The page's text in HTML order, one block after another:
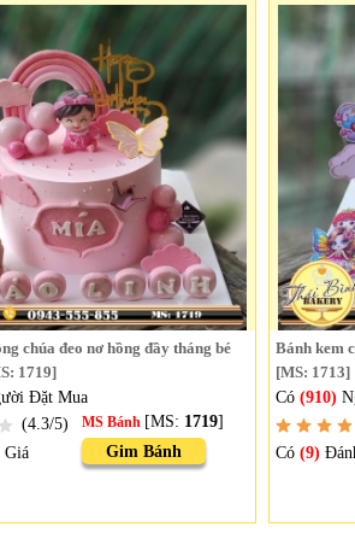
chúa đeo nơ hồng đầy tháng bé
1719]
Đặt Mua
(4.3/5)
Giá
MS Bánh [MS: 1719]
Gim Bánh
Bánh kem
[MS: 1713]
Có (910)
Có (9)